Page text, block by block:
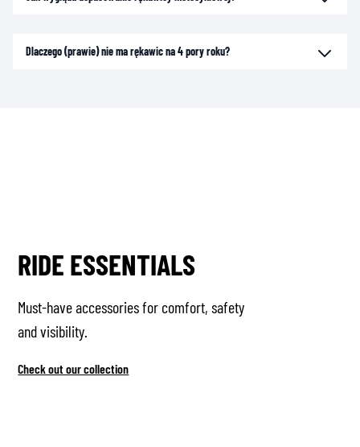
Dlaczego (prawie) nie ma rękawic na 4 pory roku?
RIDE ESSENTIALS
Must-have accessories for comfort, safety
and visibility.
Check out our collection